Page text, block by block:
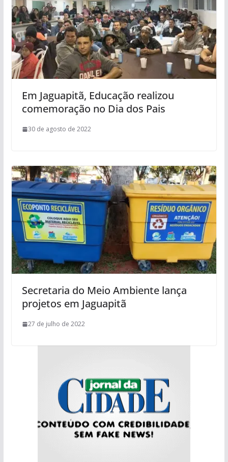
Em Jaguapitã, Educação realizou
comemoração no Dia dos Pais
30 de agosto de 2022
Secretaria do Meio Ambiente lança
projetos em Jaguapitã
27 de julho de 2022